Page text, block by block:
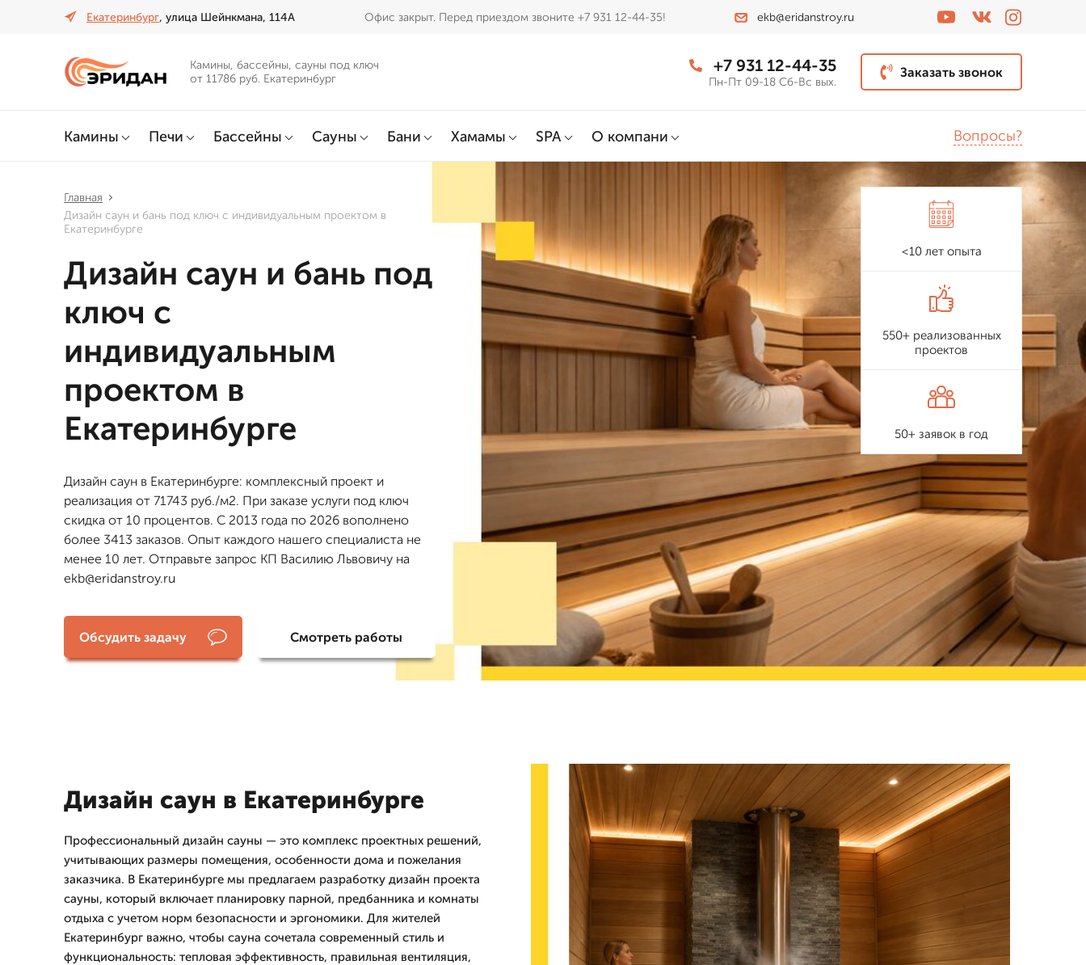
Екатеринбург, улица Шейнкмана, 114А Офис закрыт. Перед приездом звоните +7 931 12-44-35! ekb@eridanstroy.ru
Камины, бассейны, сауны под ключ
от 11786 руб. Екатеринбург
+7 931 12-44-35
Пн-Пт 09-18 Сб-Вс вых.
Заказать звонок
Камины Печи Бассейны Сауны Бани Хамамы SPA О компани Вопросы?
Главная
Дизайн саун и бань под ключ с индивидуальным проектом в
Екатеринбурге
Дизайн саун и бань под
ключ с
индивидуальным
проектом в
Екатеринбурге
Дизайн саун в Екатеринбурге: комплексный проект и
реализация от 71743 руб./м2. При заказе услуги под ключ
скидка от 10 процентов. С 2013 года по 2026 вополнено
более 3413 заказов. Опыт каждого нашего специалиста не
менее 10 лет. Отправьте запрос КП Василию Львовичу на
ekb@eridanstroy.ru
Обсудить задачу Смотреть работы
<10 лет опыта
550+ реализованных
проектов
50+ заявок в год
Дизайн саун в Екатеринбурге
Профессиональный дизайн сауны — это комплекс проектных решений,
учитывающих размеры помещения, особенности дома и пожелания
заказчика. В Екатеринбурге мы предлагаем разработку дизайн проекта
сауны, который включает планировку парной, предбанника и комнаты
отдыха с учетом норм безопасности и эргономики. Для жителей
Екатеринбург важно, чтобы сауна сочетала современный стиль и
функциональность: тепловая эффективность, правильная вентиляция,